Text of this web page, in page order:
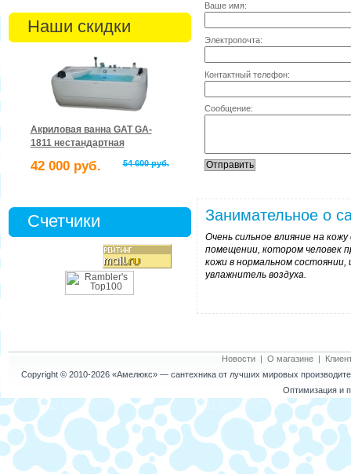
Наши скидки
Акриловая ванна GAT GA-
1811 нестандартная
42 000 руб. 54 600 руб.
Счетчики
Ваше имя:
Электропочта:
Контактный телефон:
Сообщение:
Занимательное о
Очень сильное влияние на
помещении, котором человек
кожи в нормальном
увлажнитель воздуха.
Новости| О магазине|
Copyright © 2010-2026 «Амелюкс»— сантехника от лучших мировых
Оптимизация и